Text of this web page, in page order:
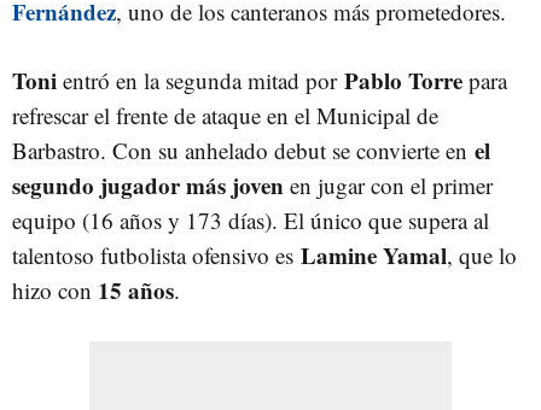
Fernández, uno de los canteranos más prometedores.
Toni entró en la segunda mitad por Pablo Torre para
refrescar el frente de ataque en el Municipal de
Barbastro. Con su anhelado debut se convierte en el
segundo jugador más joven en jugar con el primer
equipo (16 años y 173 días). El único que supera al
talentoso futbolista ofensivo es Lamine Yamal, que lo
hizo con 15 años.